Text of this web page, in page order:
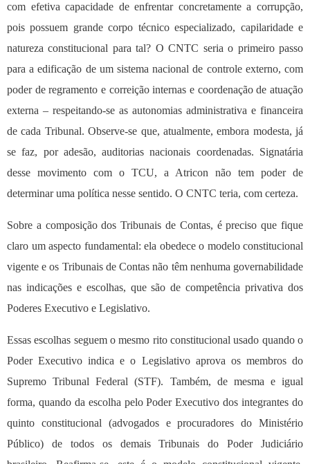
com efetiva capacidade de enfrentar concretamente a corrupção,
pois possuem grande corpo técnico especializado, capilaridade e
natureza constitucional para tal? O CNTC seria o primeiro passo
para a edificação de um sistema nacional de controle externo, com
poder de regramento e correição internas e coordenação de atuação
externa – respeitando-se as autonomias administrativa e financeira
de cada Tribunal. Observe-se que, atualmente, embora modesta, já
se faz, por adesão, auditorias nacionais coordenadas. Signatária
desse movimento com o TCU, a Atricon não tem poder de
determinar uma política nesse sentido. O CNTC teria, com certeza.
Sobre a composição dos Tribunais de Contas, é preciso que fique
claro um aspecto fundamental: ela obedece o modelo constitucional
vigente e os Tribunais de Contas não têm nenhuma governabilidade
nas indicações e escolhas, que são de competência privativa dos
Poderes Executivo e Legislativo.
Essas escolhas seguem o mesmo rito constitucional usado quando o
Poder Executivo indica e o Legislativo aprova os membros do
Supremo Tribunal Federal (STF). Também, de mesma e igual
forma, quando da escolha pelo Poder Executivo dos integrantes do
quinto constitucional (advogados e procuradores do Ministério
Público) de todos os demais Tribunais do Poder Judiciário